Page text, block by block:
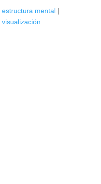
estructura mental|
visualización